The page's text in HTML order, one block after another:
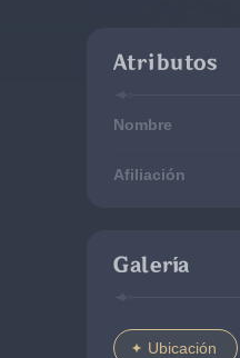
Atributos
Nombre
Afiliación
Galería
Ubicación